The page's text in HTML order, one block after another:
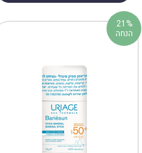
21%
הנחה